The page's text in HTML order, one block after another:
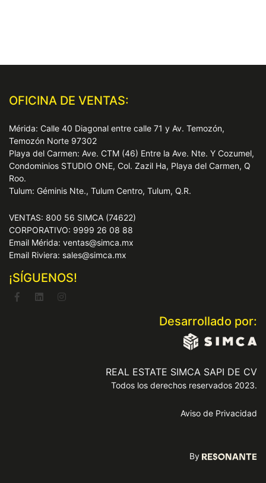
OFICINA DE VENTAS:
Mérida: Calle 40 Diagonal entre calle 71 y Av. Temozón,
Temozón Norte 97302
Playa del Carmen: Ave. CTM (46) Entre la Ave. Nte. Y Cozumel,
Condominios STUDIO ONE, Col. Zazil Ha, Playa del Carmen, Q
Roo.
Tulum: Géminis Nte., Tulum Centro, Tulum, Q.R.
VENTAS: 800 56 SIMCA (74622)
CORPORATIVO: 9999 26 08 88
Email Mérida: ventas@simca.mx
Email Riviera: sales@simca.mx
¡SÍGUENOS!
Desarrollado por:
REAL ESTATE SIMCA SAPI DE CV
Todos los derechos reservados 2023.
Aviso de Privacidad
By